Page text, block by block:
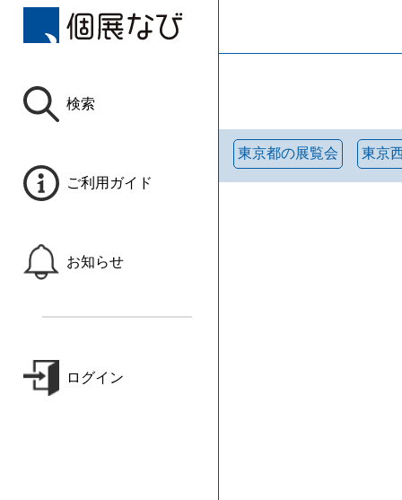
検索
ご利用ガイド
お知らせ
ログイン
東京都の展覧会 東京